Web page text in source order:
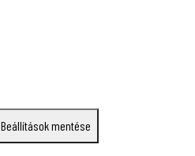
Beállítások mentése